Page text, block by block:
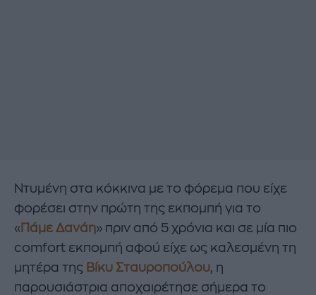
Ντυμένη στα κόκκινα με το φόρεμα που είχε
φορέσει στην πρώτη της εκπομπή για το
« Πάμε Δανάη» πριν από 5 χρόνια και σε μία πιο
comfort εκπομπή αφού είχε ως καλεσμένη τη
μητέρα της Βίκυ Σταυροπούλου, η
παρουσιάστρια αποχαιρέτησε σήμερα το